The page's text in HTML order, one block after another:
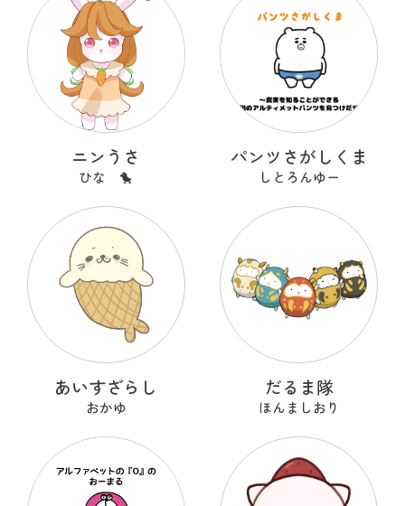
ニンうさ
ひな 🐤
パンツさがしくま
しとろんゆー
あいすざらし
おかゆ
だるま隊
ほんましおり